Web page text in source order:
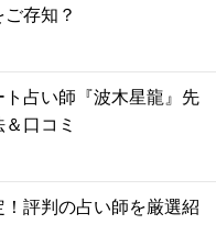
存知？
占い師『波木星龍』先
口コミ
評判の占い師を厳選紹